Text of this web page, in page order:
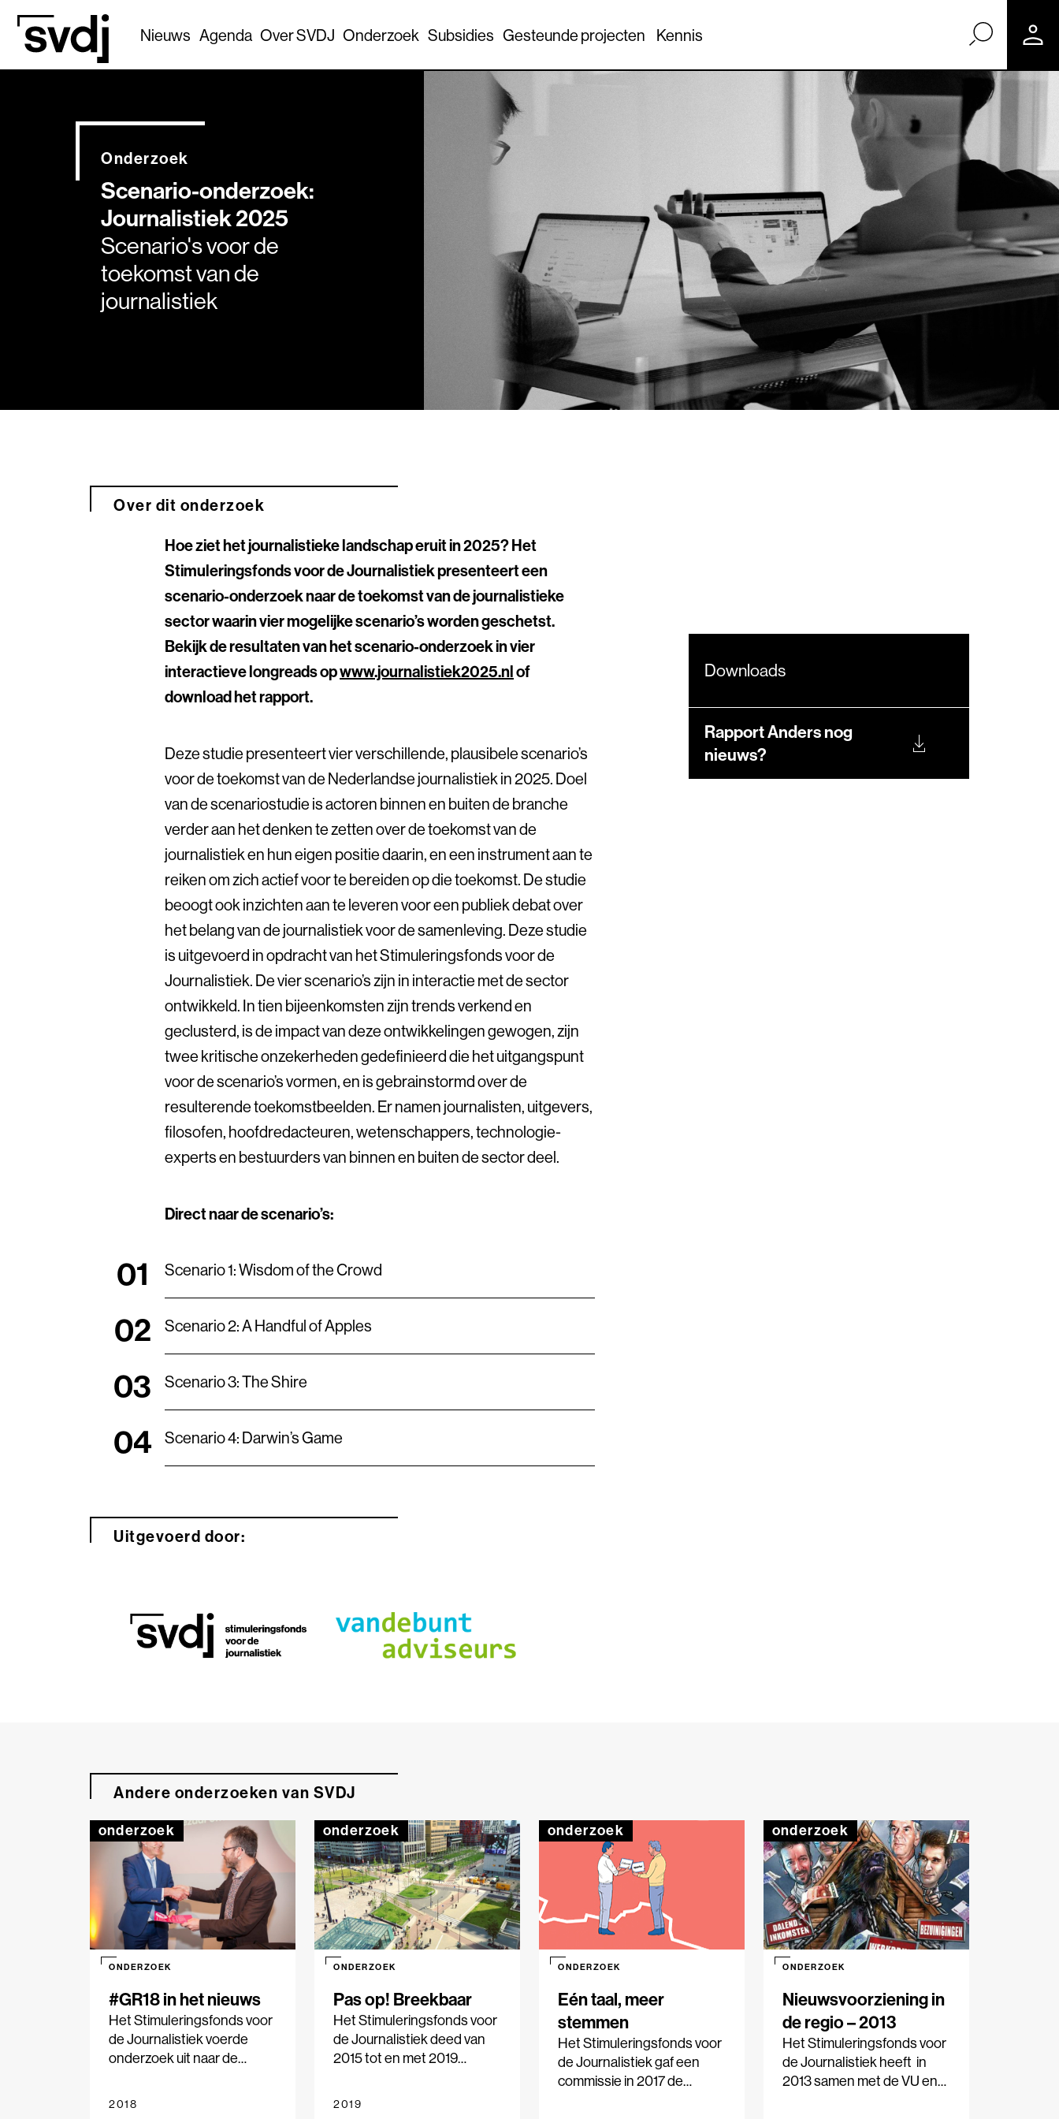
Naar hoofdinhoud
Nieuws Agenda Over SVDJ Onderzoek Subsidies Gesteunde projecten Kennis
Scenario-onderzoek:
Journalistiek 2025
Scenario's voor de
toekomst van de
journalistiek
Onderzoek
Over dit onderzoek
Hoe ziet het journalistieke landschap eruit in 2025? Het
Stimuleringsfonds voor de Journalistiek presenteert een
scenario-onderzoek naar de toekomst van de journalistieke
sector waarin vier mogelijke scenario’s worden geschetst.
Bekijk de resultaten van het scenario-onderzoek in vier
interactieve longreads opwww.journalistiek2025.nlof
download het rapport.
Deze studie presenteert vier verschillende, plausibele scenario’s
voor de toekomst van de Nederlandse journalistiek in 2025. Doel
van de scenariostudie is actoren binnen en buiten de branche
verder aan het denken te zetten over de toekomst van de
journalistiek en hun eigen positie daarin, en een instrument aan te
reiken om zich actief voor te bereiden op die toekomst. De studie
beoogt ook inzichten aan te leveren voor een publiek debat over
het belang van de journalistiek voor de samenleving. Deze studie
is uitgevoerd in opdracht van het Stimuleringsfonds voor de
Journalistiek. De vier scenario’s zijn in interactie met de sector
ontwikkeld. In tien bijeenkomsten zijn trends verkend en
geclusterd, is de impact van deze ontwikkelingen gewogen, zijn
twee kritische onzekerheden gedefinieerd die het uitgangspunt
voor de scenario’s vormen, en is gebrainstormd over de
resulterende toekomstbeelden. Er namen journalisten, uitgevers,
filosofen, hoofdredacteuren, wetenschappers, technologie-
experts en bestuurders van binnen en buiten de sector deel.
Direct naar de scenario’s:
Scenario 1: Wisdom of the Crowd
Scenario 2: A Handful of Apples
Scenario 3: The Shire
Scenario 4: Darwin’s Game
Downloads
Rapport Anders nog
nieuws?
Uitgevoerd door:
Andere onderzoeken van SVDJ
onderzoek
#GR18 in het nieuws
ONDERZOEK
Het Stimuleringsfonds voor
de Journalistiek voerde
onderzoek uit naar de
n van 21 maart. Negen
2018
onderzoek
Pas op! Breekbaar
ONDERZOEK
Het Stimuleringsfonds voor
de Journalistiek deed van
2015 tot en met 2019
nieuwsvoorziening in
2019
onderzoek
Eén taal, meer
stemmen
ONDERZOEK
Het Stimuleringsfonds voor
de Journalistiek gaf een
commissie in 2017 de
onderzoek
Nieuwsvoorziening in
de regio – 2013
ONDERZOEK
Het Stimuleringsfonds voor
de Journalistiek heeft in
2013 samen met de VU en